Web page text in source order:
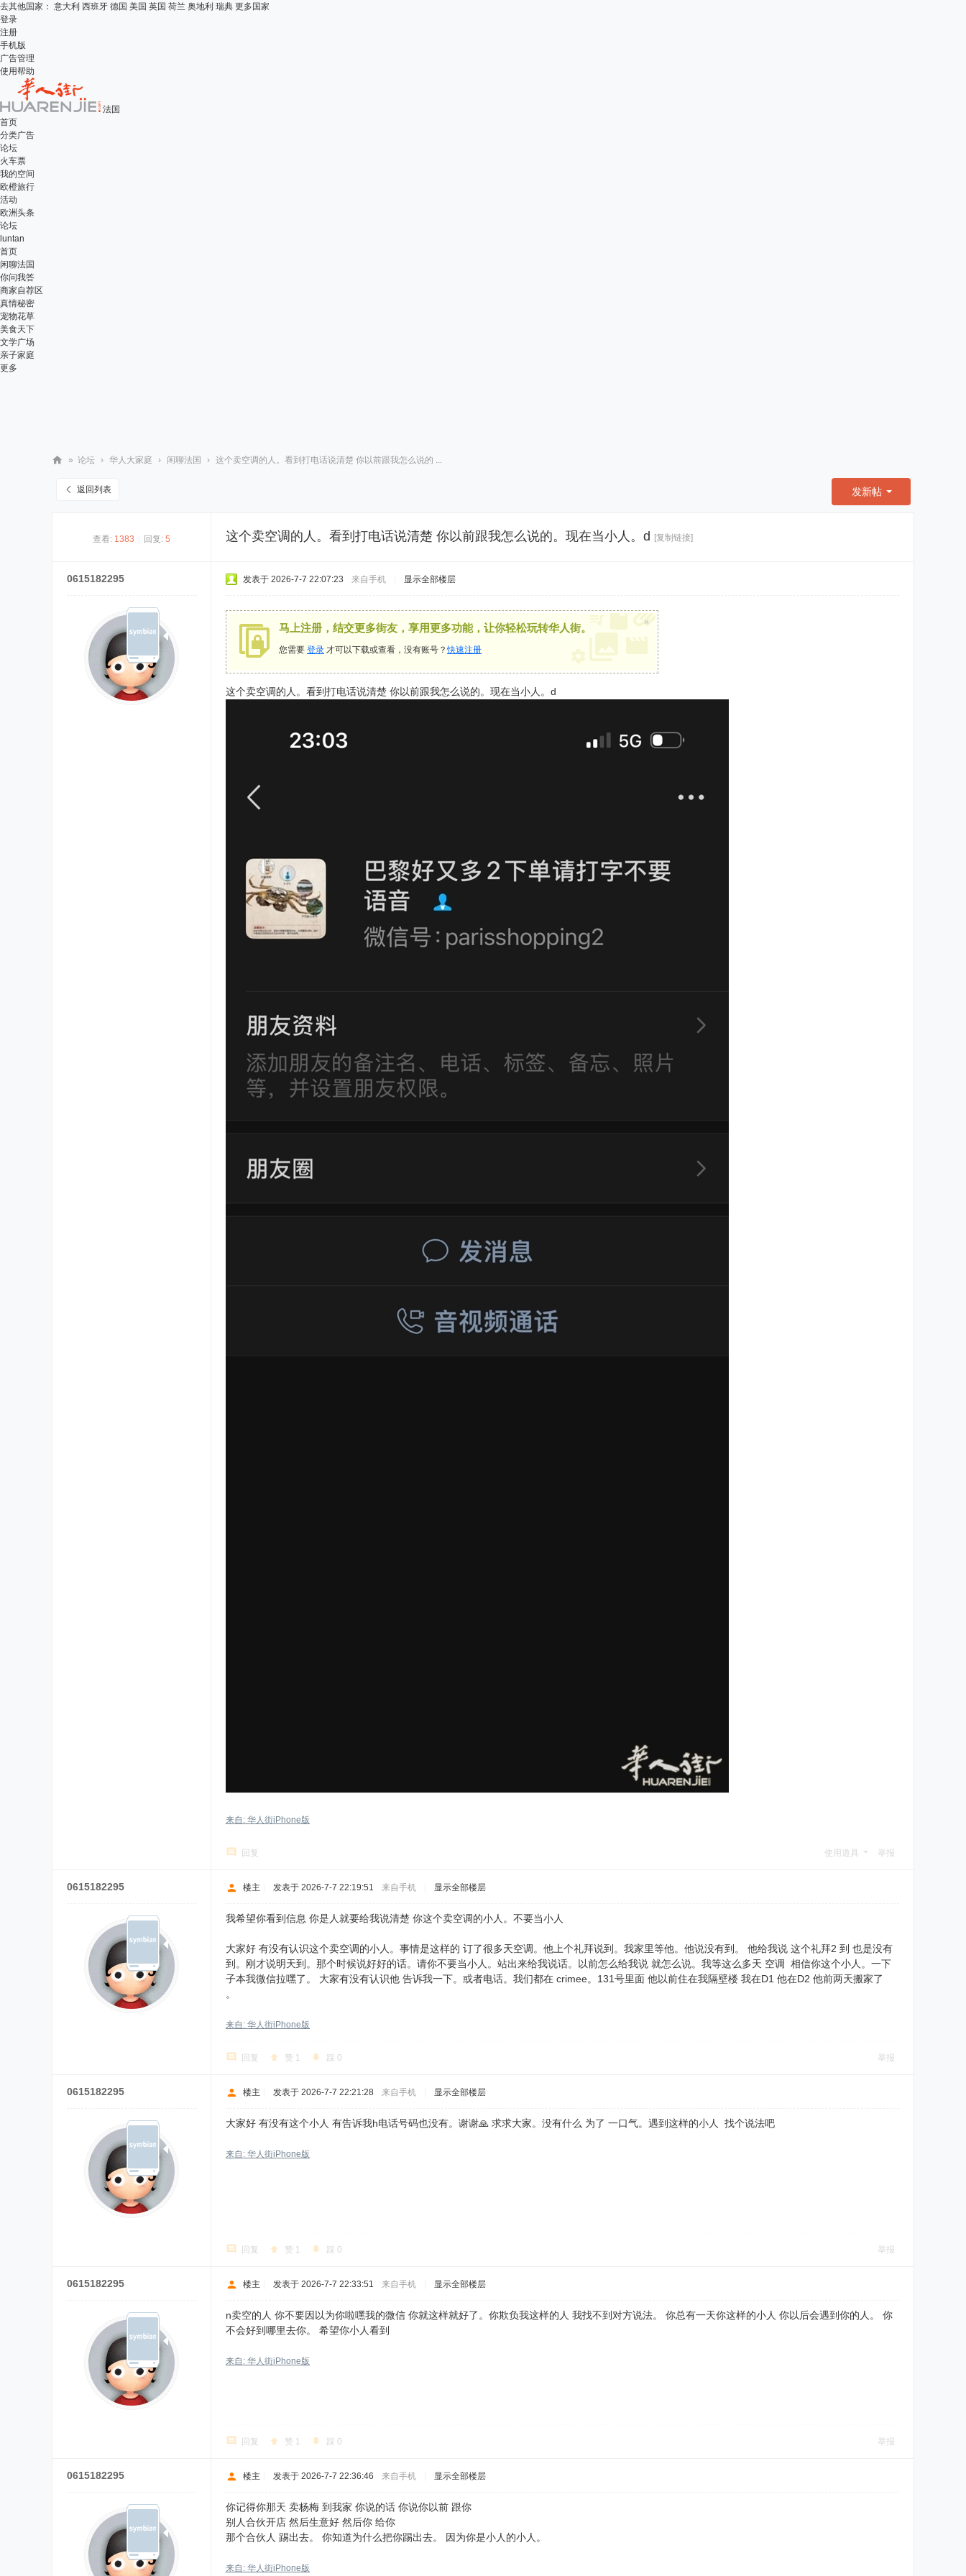
去其他国家： 意大利 西班牙 德国 美国 英国 荷兰 奥地利 瑞典 更多国家
登录
注册
手机版
广告管理
使用帮助
法国
首页
分类广告
论坛
火车票
我的空间
欧橙旅行
活动
欧洲头条
论坛
luntan
首页
闲聊法国
你问我答
商家自荐区
真情秘密
宠物花草
美食天下
文学广场
亲子家庭
更多
» 论坛 › 华人大家庭 › 闲聊法国 › 这个卖空调的人。看到打电话说清楚 你以前跟我怎么说的 ...
返回列表 发新帖
查看: 1383 回复: 5 这个卖空调的人。看到打电话说清楚 你以前跟我怎么说的。现在当小人。d [复制链接]
0615182295 发表于 2026-7-7 22:07:23 来自手机 显示全部楼层
马上注册，结交更多街友，享用更多功能，让你轻松玩转华人街。
您需要 登录 才可以下载或查看，没有账号？快速注册
×
这个卖空调的人。看到打电话说清楚 你以前跟我怎么说的。现在当小人。d
来自: 华人街iPhone版
回复 使用道具 举报
0615182295 楼主 发表于 2026-7-7 22:19:51 来自手机 显示全部楼层
我希望你看到信息 你是人就要给我说清楚 你这个卖空调的小人。不要当小人
大家好 有没有认识这个卖空调的小人。事情是这样的 订了很多天空调。他上个礼拜说到。我家里等他。他说没有到。 他给我说 这个礼拜2 到 也是没有
到。刚才说明天到。那个时候说好好的话。请你不要当小人。站出来给我说话。以前怎么给我说 就怎么说。我等这么多天 空调 相信你这个小人。一下
子本我微信拉嘿了。 大家有没有认识他 告诉我一下。或者电话。我们都在 crimee。131号里面 他以前住在我隔壁楼 我在D1 他在D2 他前两天搬家了
。
来自: 华人街iPhone版
回复 赞 1 踩 0 举报
0615182295 楼主 发表于 2026-7-7 22:21:28 来自手机 显示全部楼层
大家好 有没有这个小人 有告诉我h电话号码也没有。谢谢🙏 求求大家。没有什么 为了 一口气。遇到这样的小人 找个说法吧
来自: 华人街iPhone版
回复 赞 1 踩 0 举报
0615182295 楼主 发表于 2026-7-7 22:33:51 来自手机 显示全部楼层
n卖空的人 你不要因以为你啦嘿我的微信 你就这样就好了。你欺负我这样的人 我找不到对方说法。 你总有一天你这样的小人 你以后会遇到你的人。 你
不会好到哪里去你。 希望你小人看到
来自: 华人街iPhone版
回复 赞 1 踩 0 举报
0615182295 楼主 发表于 2026-7-7 22:36:46 来自手机 显示全部楼层
你记得你那天 卖杨梅 到我家 你说的话 你说你以前 跟你
别人合伙开店 然后生意好 然后你 给你
那个合伙人 踢出去。 你知道为什么把你踢出去。 因为你是小人的小人。
来自: 华人街iPhone版